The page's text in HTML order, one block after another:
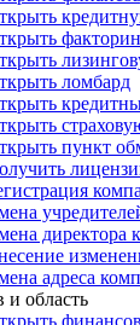
ломбард
пункт
директора
адреса
и область